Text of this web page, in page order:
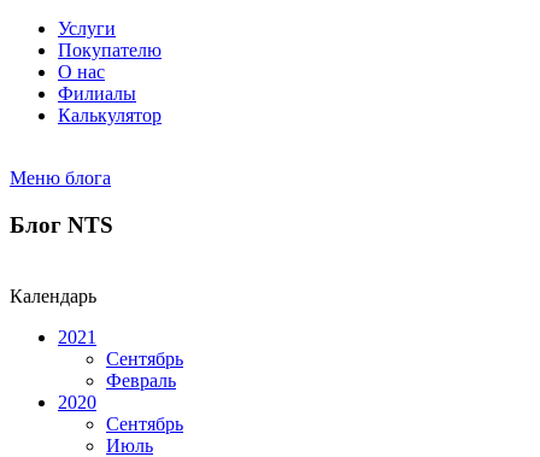
Услуги
Покупателю
О нас
Филиалы
Калькулятор
Меню блога
Блог NTS
Календарь
2021
Сентябрь
Февраль
2020
Сентябрь
Июль